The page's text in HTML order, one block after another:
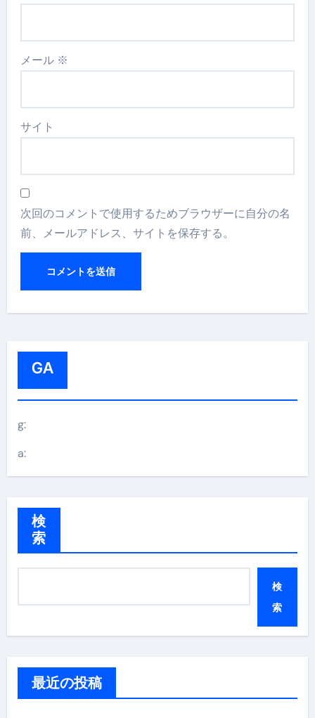
メール ※
サイト
次回のコメントで使用するためブラウザーに自分の名
前、メールアドレス、サイトを保存する。
GA
g:
a:
検
索
検
索
最近の投稿